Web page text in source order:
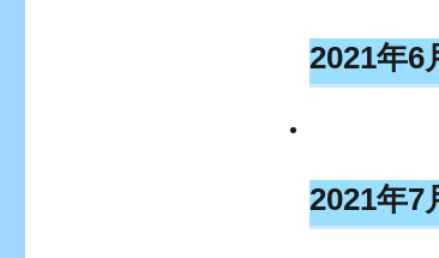
2021年6
2021年7